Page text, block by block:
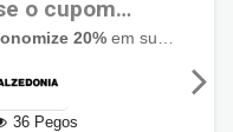
o cupom
e
20% em sua primeira compra no site ao usar o
36 Pegos